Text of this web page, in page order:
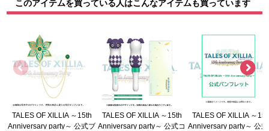
このアイテムを買っている人はこんなアイテムも買っています
TALES OF XILLIA ～15th
Anniversary party～ 公式ブ
TALES OF XILLIA ～15th
Anniversary party～ 公式コ
TALES OF XILLIA ～
Anniversary party～ 公